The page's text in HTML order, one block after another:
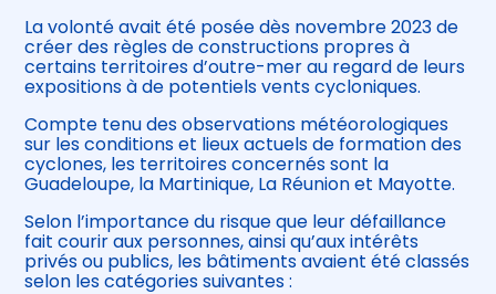
La volonté avait été posée dès novembre 2023 de
créer des règles de constructions propres à
certains territoires d’outre-mer au regard de leurs
expositions à de potentiels vents cycloniques.
Compte tenu des observations météorologiques
sur les conditions et lieux actuels de formation des
cyclones, les territoires concernés sont la
Guadeloupe, la Martinique, La Réunion et Mayotte.
Selon l’importance du risque que leur défaillance
fait courir aux personnes, ainsi qu’aux intérêts
privés ou publics, les bâtiments avaient été classés
selon les catégories suivantes :